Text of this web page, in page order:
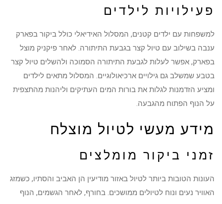
פעילויות לילדים
למשפחות עם ילדים קטנים, המסלול האידיאלי כולל ביקור בפארק
ענבה בשילוב עם טיול קצר בגבעת התיתורה. לאחר פיקניק מוצל
בפארק, אפשר לעלות לגבעת התיתורה הסמוכה ולהשלים טיול קצר
בטבע שמשלב גם גילויים ארכיאולוגיים. המסלול מתאים לילדים
ומציע הזדמנות לגלות את בורות המים העתיקים וליהנות מהתצפית
על הנוף הפתוח מהגבעה.
מידע מעשי לטיול מוצלח
זמני ביקור מומלצים
העונות הטובות ביותר לטיול באזור מודיעין הן האביב והסתיו, כשמזג
האוויר נעים ונוח לטיולים ממושכים. בחורף, לאחר הגשמים, הנוף